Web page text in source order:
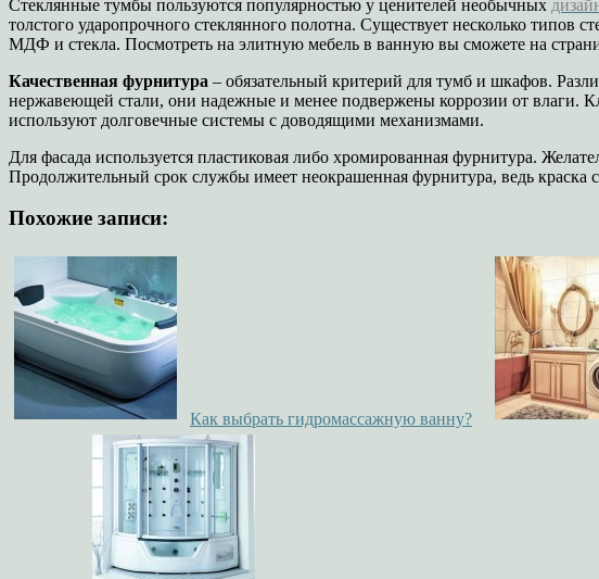
Стеклянные тумбы пользуются популярностью у ценителей необычных
толстого ударопрочного стеклянного полотна. Существует несколько
МДФ и стекла. Посмотреть на элитную мебель в ванную вы сможете на
Качественная фурнитура – обязательный критерий для тумб и шкафов.
нержавеющей стали, они надежные и менее подвержены коррозии от влаги.
используют долговечные системы с доводящими механизмами.
Для фасада используется пластиковая либо хромированная фурнитура.
Продолжительный срок службы имеет неокрашенная фурнитура, ведь краска
Похожие записи:
Как выбрать гидромассажную ванну?